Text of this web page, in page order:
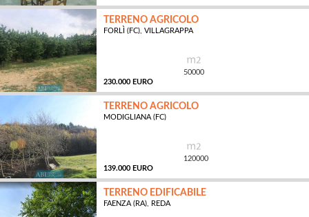
TERRENO AGRICOLO
FORLÌ (FC), VILLAGRAPPA
230.000 EURO
50000
TERRENO AGRICOLO
MODIGLIANA (FC)
139.000 EURO
120000
TERRENO EDIFICABILE
FAENZA (RA), REDA